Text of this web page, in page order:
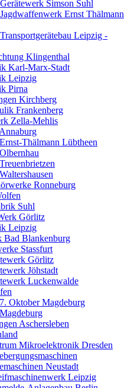
Simson Suhl
Ernst Thälmann
Leipzig -
Klingenthal
Karl-Marx-Stadt
Leipzig
Pirna
Kirchberg
Frankenberg
Zella-Mehlis
Thälmann Lübtheen
Ronneburg
Suhl
Görlitz
Leipzig
Bad Blankenburg
Stassfurt
Görlitz
Jöhstadt
Luckenwalde
Oktober Magdeburg
Aschersleben
Mikroelektronik Dresden
Neustadt
Leipzig